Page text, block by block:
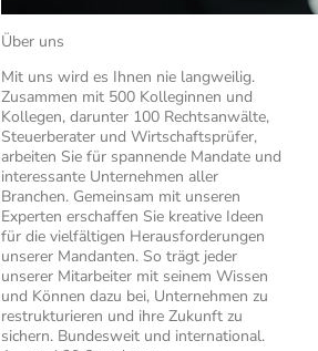
Über uns
Mit uns wird es Ihnen nie langweilig.
Zusammen mit 500 Kolleginnen und
Kollegen, darunter 100 Rechtsanwälte,
Steuerberater und Wirtschaftsprüfer,
arbeiten Sie für spannende Mandate und
interessante Unternehmen aller
Branchen. Gemeinsam mit unseren
Experten erschaffen Sie kreative Ideen
für die vielfältigen Herausforderungen
unserer Mandanten. So trägt jeder
unserer Mitarbeiter mit seinem Wissen
und Können dazu bei, Unternehmen zu
restrukturieren und ihre Zukunft zu
sichern. Bundesweit und international.